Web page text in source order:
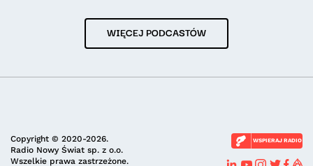
WIĘCEJ PODCASTÓW
Copyright © 2020-2026.
Radio Nowy Świat sp. z o.o.
Wszelkie prawa zastrzeżone.
WSPIERAJ RADIO